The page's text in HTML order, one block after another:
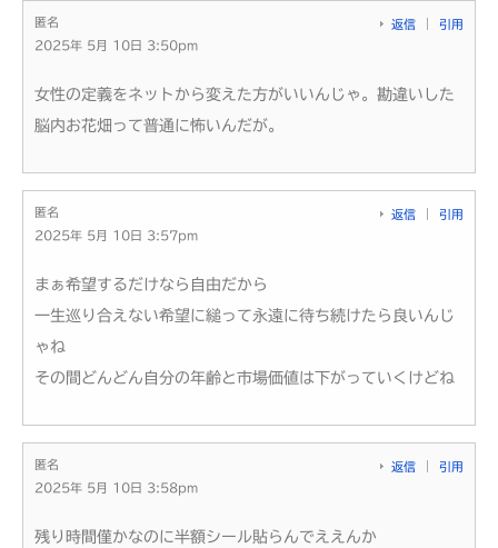
匿名
2025年 5月 10日 3:50pm
返信 引用
女性の定義をネットから変えた方がいいんじゃ。勘違いした
脳内お花畑って普通に怖いんだが。
匿名
2025年 5月 10日 3:57pm
返信 引用
まぁ希望するだけなら自由だから
一生巡り合えない希望に縋って永遠に待ち続けたら良いんじ
ゃね
その間どんどん自分の年齢と市場価値は下がっていくけどね
匿名
2025年 5月 10日 3:58pm
返信 引用
残り時間僅かなのに半額シール貼らんでええんか